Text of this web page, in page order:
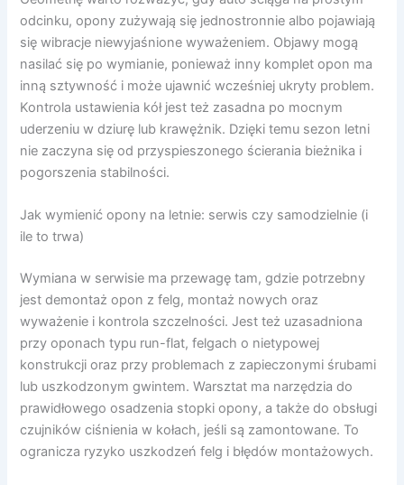
odcinku, opony zużywają się jednostronnie albo pojawiają
się wibracje niewyjaśnione wyważeniem. Objawy mogą
nasilać się po wymianie, ponieważ inny komplet opon ma
inną sztywność i może ujawnić wcześniej ukryty problem.
Kontrola ustawienia kół jest też zasadna po mocnym
uderzeniu w dziurę lub krawężnik. Dzięki temu sezon letni
nie zaczyna się od przyspieszonego ścierania bieżnika i
pogorszenia stabilności.
Jak wymienić opony na letnie: serwis czy samodzielnie (i
ile to trwa)
Wymiana w serwisie ma przewagę tam, gdzie potrzebny
jest demontaż opon z felg, montaż nowych oraz
wyważenie i kontrola szczelności. Jest też uzasadniona
przy oponach typu run-flat, felgach o nietypowej
konstrukcji oraz przy problemach z zapieczonymi śrubami
lub uszkodzonym gwintem. Warsztat ma narzędzia do
prawidłowego osadzenia stopki opony, a także do obsługi
czujników ciśnienia w kołach, jeśli są zamontowane. To
ogranicza ryzyko uszkodzeń felg i błędów montażowych.